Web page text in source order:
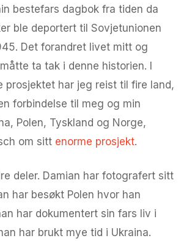
bestefars dagbok fra tiden da
ble deportert til Sovjetunionen
Det forandret livet mitt og
ta tak i denne historien. I
prosjektet har jeg reist til fire land,
forbindelse til meg og min
Polen, Tyskland og Norge,
om sitt enorme prosjekt.
deler. Damian har fotografert sitt
har besøkt Polen hvor han
har dokumentert sin fars liv i
har brukt mye tid i Ukraina.